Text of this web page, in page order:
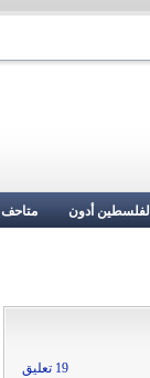
لفلسطين أدون متاحف
19 تعليق